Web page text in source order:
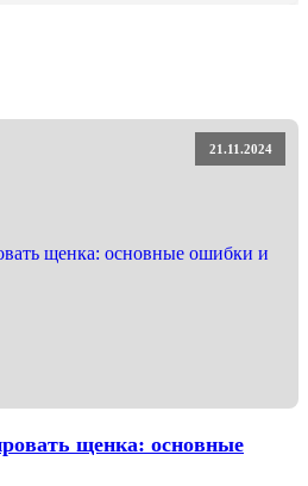
21.11.2024
щенка: основные